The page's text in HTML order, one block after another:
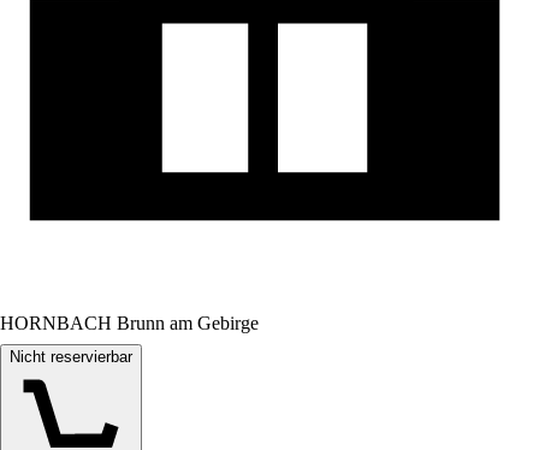
HORNBACH Brunn am Gebirge
Nicht reservierbar